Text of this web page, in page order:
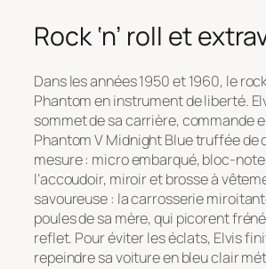
Rock ‘n’ roll et
Dans les années 1950 et 1960, le
Phantom en instrument de liberté.
sommet de sa carrière, commande
Phantom V Midnight Blue truffée de
mesure : micro embarqué, bloc-
l’accoudoir, miroir et brosse à
savoureuse : la carrosserie
poules de sa mère, qui picorent
reflet. Pour éviter les éclats, Elvis
repeindre sa voiture en bleu clair